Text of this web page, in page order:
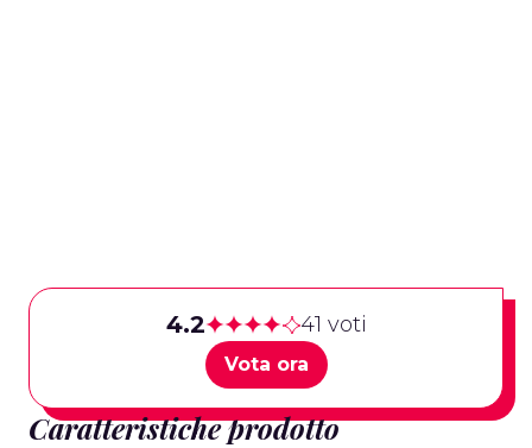
4.2 41 voti
Vota ora
Caratteristiche prodotto